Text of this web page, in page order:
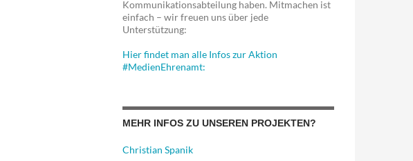
Kommunikationsabteilung haben. Mitmachen ist
einfach – wir freuen uns über jede
Unterstützung:
Hier findet man alle Infos zur Aktion
#MedienEhrenamt:
MEHR INFOS ZU UNSEREN PROJEKTEN?
Christian Spanik